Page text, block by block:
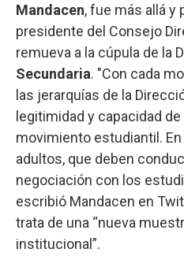
Mandacen, fue más allá y
presidente del Consejo
remueva a la cúpula de la
Secundaria. "Con cada
las jerarquías de la
legitimidad y capacidad
movimiento estudiantil.
adultos, que deben
negociación con los
escribió Mandacen en
trata de una “nueva
institucional”.